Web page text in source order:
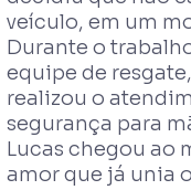
veículo, em um
Durante o
equipe de
realizou o
segurança para
Lucas chegou ao
amor que já unia